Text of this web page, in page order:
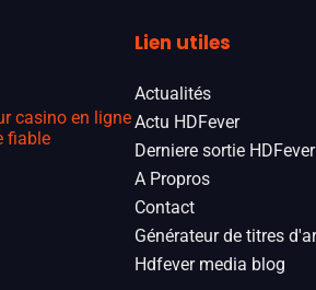
casino en ligne
fiable
Lien utiles
Actualités
Actu HDFever
Derniere sortie HDFever
A Propros
Contact
Générateur de titres
Hdfever media blog